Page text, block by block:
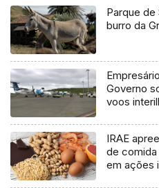
Parque de
burro da
Governo
voos
IRAE
de comida
em ações